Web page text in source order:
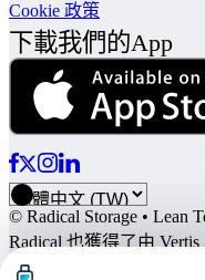
Cookie 政策
下載我們的App
© Radical Storage • Lean
Radical 也獲得了由 Vertis
Scaleup Lazio” 投資基